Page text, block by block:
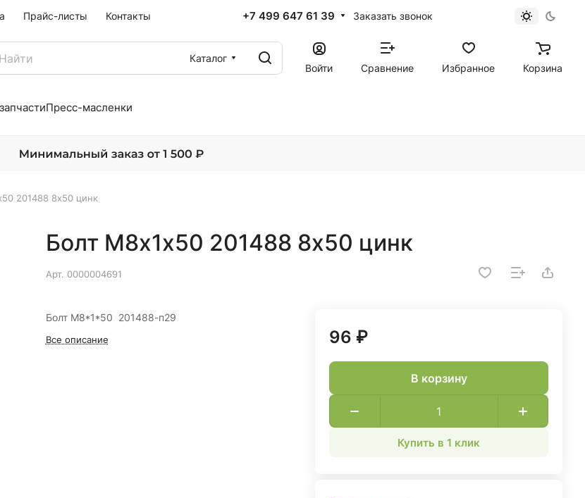
Прайс-листы Контакты +7 499 647 61 39 Заказать звонок
Каталог
Войти
Сравнение Избранное Корзина
Пресс-масленки
201488 8х50 цинк
Болт М8х1х50 201488 8х50 цинк
Арт. 0000004691
Болт М8*1*50 201488-п29
Все описание 96 ₽
В корзину
Купить в 1 клик